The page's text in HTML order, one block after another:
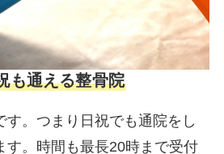
も通える整骨院
す。つまり日祝でも通院をし
す。時間も最長20時まで受付